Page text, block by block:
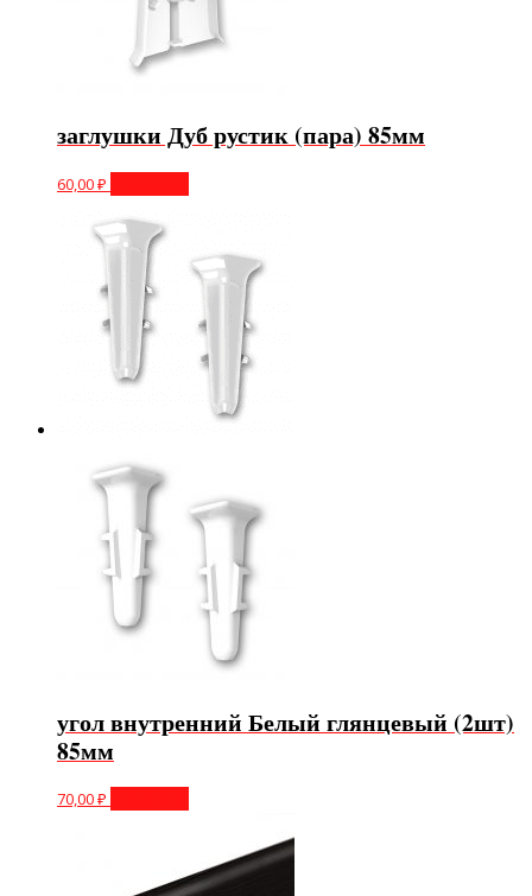
заглушки Дуб рустик (пара) 85мм
60,00₽
угол внутренний Белый глянцевый (2шт)
85мм
70,00₽